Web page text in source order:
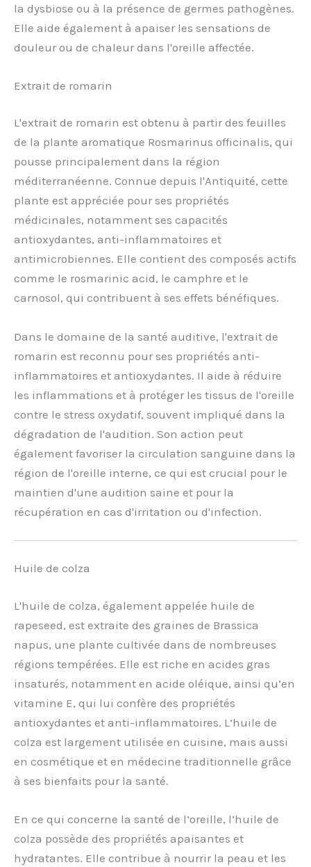
la dysbiose ou à la présence de germes pathogènes.
Elle aide également à apaiser les sensations de
douleur ou de chaleur dans l'oreille affectée.
Extrait de romarin
L'extrait de romarin est obtenu à partir des feuilles
de la plante aromatique Rosmarinus officinalis, qui
pousse principalement dans la région
méditerranéenne. Connue depuis l'Antiquité, cette
plante est appréciée pour ses propriétés
médicinales, notamment ses capacités
antioxydantes, anti-inflammatoires et
antimicrobiennes. Elle contient des composés actifs
comme le rosmarinic acid, le camphre et le
carnosol, qui contribuent à ses effets bénéfiques.
Dans le domaine de la santé auditive, l'extrait de
romarin est reconnu pour ses propriétés anti-
inflammatoires et antioxydantes. Il aide à réduire
les inflammations et à protéger les tissus de l'oreille
contre le stress oxydatif, souvent impliqué dans la
dégradation de l'audition. Son action peut
également favoriser la circulation sanguine dans la
région de l'oreille interne, ce qui est crucial pour le
maintien d'une audition saine et pour la
récupération en cas d'irritation ou d'infection.
Huile de colza
L'huile de colza, également appelée huile de
rapeseed, est extraite des graines de Brassica
napus, une plante cultivée dans de nombreuses
régions tempérées. Elle est riche en acides gras
insaturés, notamment en acide oléique, ainsi qu’en
vitamine E, qui lui confère des propriétés
antioxydantes et anti-inflammatoires. L’huile de
colza est largement utilisée en cuisine, mais aussi
en cosmétique et en médecine traditionnelle grâce
à ses bienfaits pour la santé.
En ce qui concerne la santé de l’oreille, l’huile de
colza possède des propriétés apaisantes et
hydratantes. Elle contribue à nourrir la peau et les